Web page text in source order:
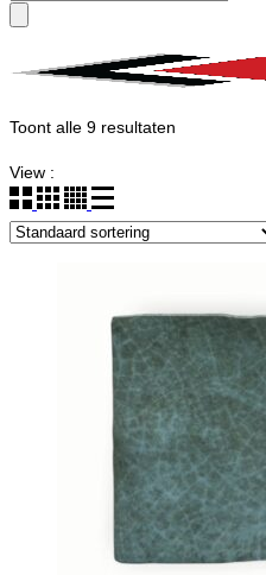
Toont alle 9 resultaten
View :